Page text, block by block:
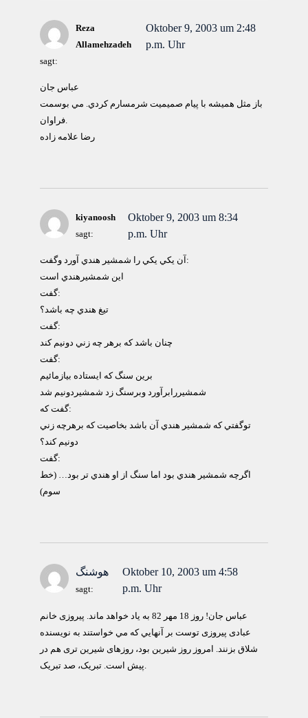
Reza
Allamehzadeh
sagt:
Oktober 9, 2003 um 2:48
p.m. Uhr
عباس جان
باز مثل هميشه با پيام صميميت شرمسارم كردي. مي بوسمت
فراوان.
رضا علامه زاده
kiyanoosh
sagt:
Oktober 9, 2003 um 8:34
p.m. Uhr
آن يكي يكي را شمشير هندي آورد وگفت:
اين شمشيرهندي است
گفت:
تيغ هندي چه باشد؟
گفت:
چنان باشد كه برهر چه زني دونيم كند
گفت:
برين سنگ كه ايستاده بيازمائيم
شمشيررابرآورد وبرسنگ زد شمشيردونيم شد
گفت كه:
توگفتي كه شمشير هندي آن باشد بخاصيت كه برهرچه زني
دونيم كند؟
گفت:
اگرچه شمشير هندي بود اما سنگ از او هندي تر بود… (خط
سوم)
هوشنگ
sagt:
Oktober 10, 2003 um 4:58
p.m. Uhr
عباس جان! روز 18 مهر 82 به یاد خواهد ماند. پيروزی خانم
عبادی پيروزی توست بر آنهايي که مي خواستند به نويسنده
شلاق بزنند. امروز روز شيرين بود، روزهای شيرين تری هم در